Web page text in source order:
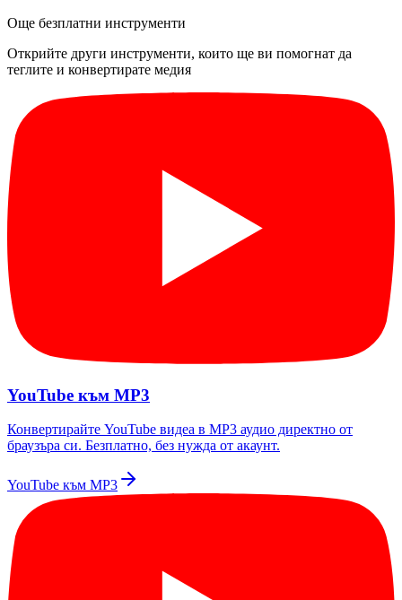
Още безплатни инструменти
Открийте други инструменти, които ще ви помогнат да
теглите и конвертирате медия
YouTube към MP3
Конвертирайте YouTube видеа в MP3 аудио директно от
браузъра си. Безплатно, без нужда от акаунт.
YouTube към MP3